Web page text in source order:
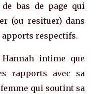
bas de page qui
(ou resituer) dans
respectifs.
intime que
rapports avec sa
qui soutint sa